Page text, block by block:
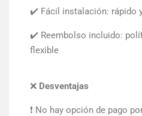
✔️ Fácil instalación: rápido
✔️ Reembolso incluido:
flexible
❌ Desventajas
❗ No hay opción de pago